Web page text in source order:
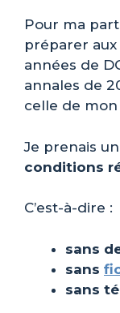
Pour ma
préparer
années de
annales de
celle de
Je prenais
conditions
C’est-à-dire :
sans
sans
sans